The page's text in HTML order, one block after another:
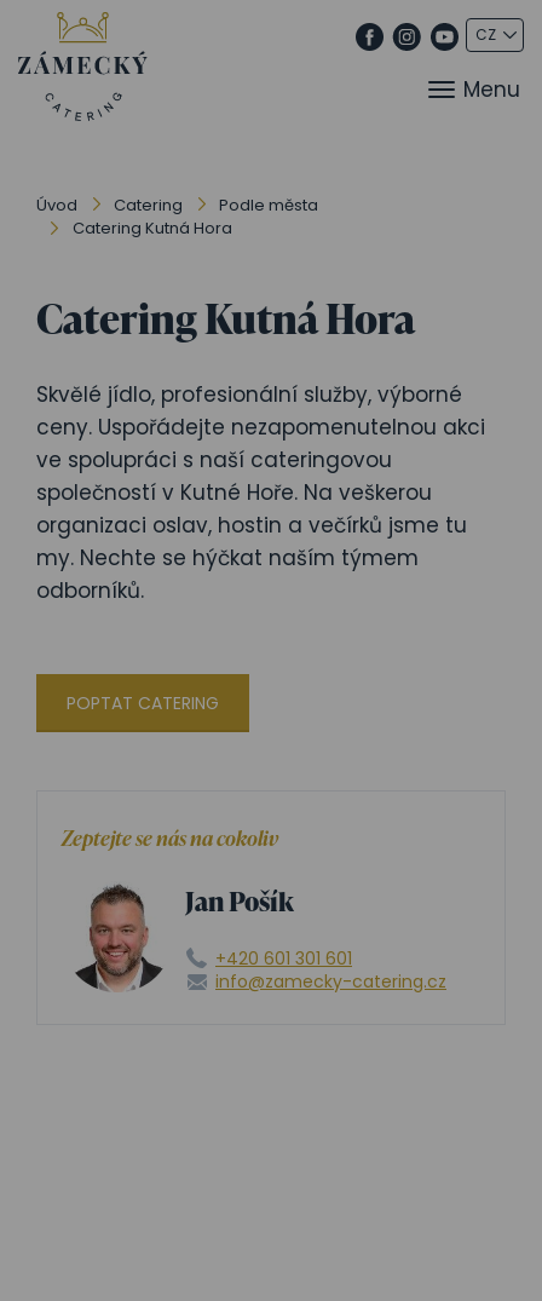
Menu
Úvod Catering
Podle města
Catering Kutná Hora
Catering Kutná Hora
Skvělé jídlo, profesionální služby, výborné
ceny. Uspořádejte nezapomenutelnou akci
ve spolupráci s naší cateringovou
společností v Kutné Hoře. Na veškerou
organizaci oslav, hostin a večírků jsme tu
my. Nechte se hýčkat naším týmem
odborníků.
POPTAT CATERING
Zeptejte se nás na cokoliv
Jan Pošík
+420 601 301 601
info@zamecky-catering.cz